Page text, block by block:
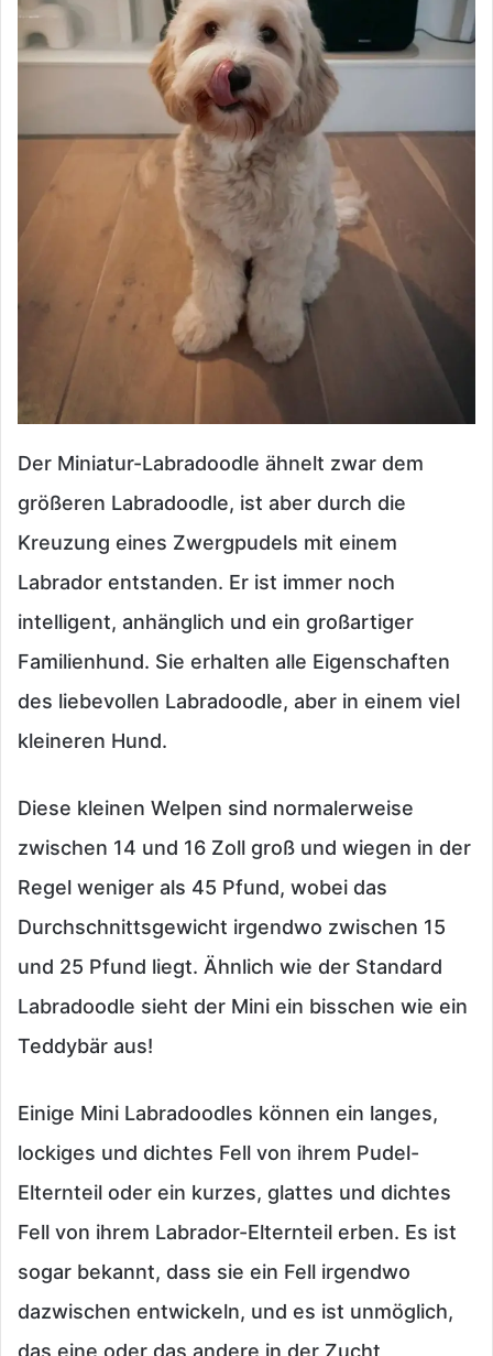
Der Miniatur-Labradoodle ähnelt zwar dem
größeren Labradoodle, ist aber durch die
Kreuzung eines Zwergpudels mit einem
Labrador entstanden. Er ist immer noch
intelligent, anhänglich und ein großartiger
Familienhund. Sie erhalten alle Eigenschaften
des liebevollen Labradoodle, aber in einem viel
kleineren Hund.
Diese kleinen Welpen sind normalerweise
zwischen 14 und 16 Zoll groß und wiegen in der
Regel weniger als 45 Pfund, wobei das
Durchschnittsgewicht irgendwo zwischen 15
und 25 Pfund liegt. Ähnlich wie der Standard
Labradoodle sieht der Mini ein bisschen wie ein
Teddybär aus!
Einige Mini Labradoodles können ein langes,
lockiges und dichtes Fell von ihrem Pudel-
Elternteil oder ein kurzes, glattes und dichtes
Fell von ihrem Labrador-Elternteil erben. Es ist
sogar bekannt, dass sie ein Fell irgendwo
dazwischen entwickeln, und es ist unmöglich,